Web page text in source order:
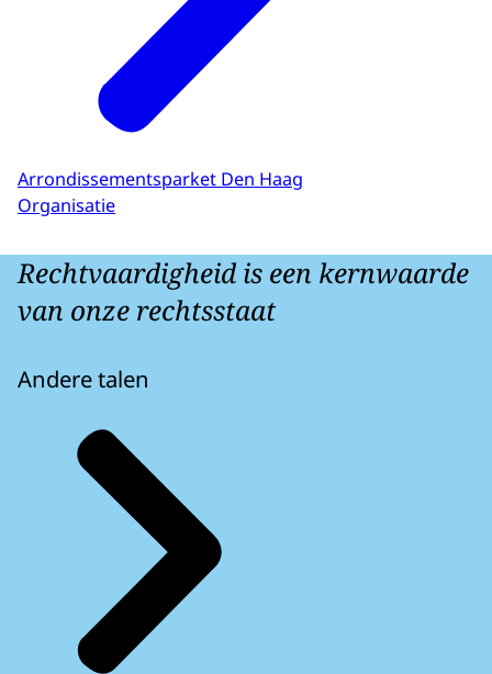
Arrondissementsparket Den Haag
Organisatie
Rechtvaardigheid is een kernwaarde
van onze rechtsstaat
Andere talen